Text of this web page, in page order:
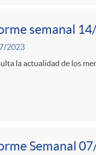
semanal
2023
la actualidad de los
Semanal